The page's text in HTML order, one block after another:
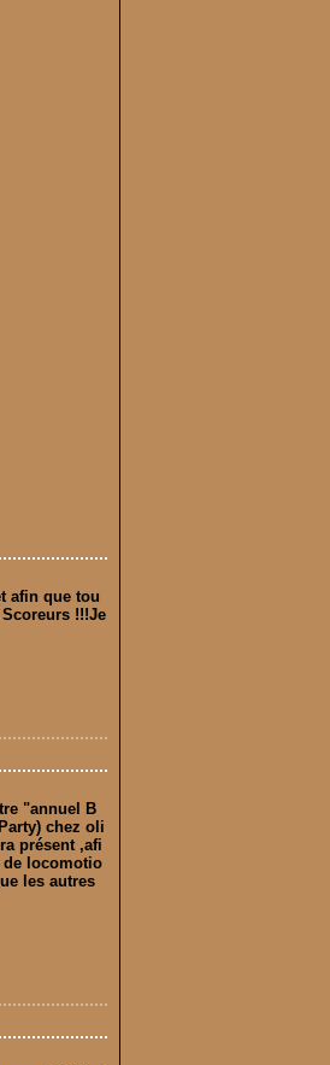
afin que tou
!!!Je
"annuel B
chez oli
présent ,afi
de locomotio
les autres